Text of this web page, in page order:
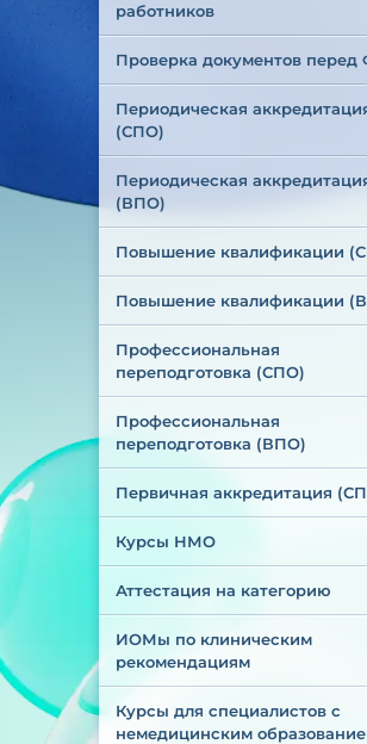
работников
Проверка документов
Периодическая
(СПО)
Периодическая
(ВПО)
Повышение квалификации
Повышение квалификации
Профессиональная
переподготовка (СПО)
Профессиональная
переподготовка (ВПО)
Первичная аккредитация
Курсы НМО
Аттестация на категорию
ИОМы по клиническим
рекомендациям
Курсы для специалистов с
немедицинским